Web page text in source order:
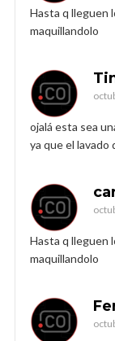
Hasta q lleguen
maquillandolo
ojalá esta sea
ya que el lavado
Hasta q lleguen
maquillandolo